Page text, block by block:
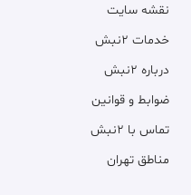
نقشه سایت
خدمات ۲نبش
درباره ۲نبش
ضوابط و قوانین
تماس با ۲نبش
مناطق تهران